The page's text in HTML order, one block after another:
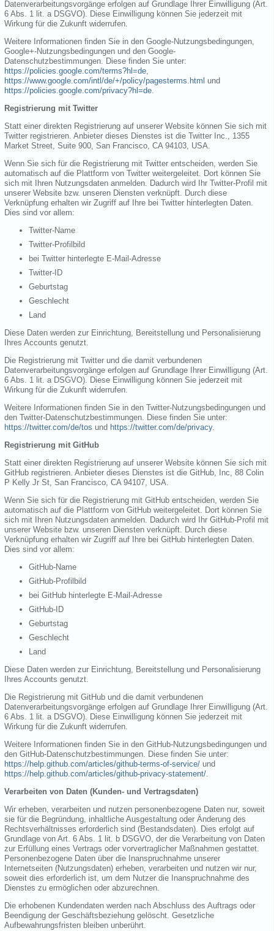
Datenverarbeitungsvorgänge erfolgen auf Grundlage Ihrer Einwilligung (Art.
6 Abs. 1 lit. a DSGVO). Diese Einwilligung können Sie jederzeit mit
Wirkung für die Zukunft widerrufen.
Weitere Informationen finden Sie in den Google-Nutzungsbedingungen,
Google+-Nutzungsbedingungen und den Google-
Datenschutzbestimmungen. Diese finden Sie unter:
https://policies.google.com/terms?hl=de,
https://www.google.com/intl/de/+/policy/pagesterms.html und
https://policies.google.com/privacy?hl=de.
Registrierung mit Twitter
Statt einer direkten Registrierung auf unserer Website können Sie sich mit
Twitter registrieren. Anbieter dieses Dienstes ist die Twitter Inc., 1355
Market Street, Suite 900, San Francisco, CA 94103, USA.
Wenn Sie sich für die Registrierung mit Twitter entscheiden, werden Sie
automatisch auf die Plattform von Twitter weitergeleitet. Dort können Sie
sich mit Ihren Nutzungsdaten anmelden. Dadurch wird Ihr Twitter-Profil mit
unserer Website bzw. unseren Diensten verknüpft. Durch diese
Verknüpfung erhalten wir Zugriff auf Ihre bei Twitter hinterlegten Daten.
Dies sind vor allem:
Twitter-Name
Twitter-Profilbild
bei Twitter hinterlegte E-Mail-Adresse
Twitter-ID
Geburtstag
Geschlecht
Land
Diese Daten werden zur Einrichtung, Bereitstellung und Personalisierung
Ihres Accounts genutzt.
Die Registrierung mit Twitter und die damit verbundenen
Datenverarbeitungsvorgänge erfolgen auf Grundlage Ihrer Einwilligung (Art.
6 Abs. 1 lit. a DSGVO). Diese Einwilligung können Sie jederzeit mit
Wirkung für die Zukunft widerrufen.
Weitere Informationen finden Sie in den Twitter-Nutzungsbedingungen und
den Twitter-Datenschutzbestimmungen. Diese finden Sie unter:
https://twitter.com/de/tos und https://twitter.com/de/privacy.
Registrierung mit GitHub
Statt einer direkten Registrierung auf unserer Website können Sie sich mit
GitHub registrieren. Anbieter dieses Dienstes ist die GitHub, Inc, 88 Colin
P Kelly Jr St, San Francisco, CA 94107, USA.
Wenn Sie sich für die Registrierung mit GitHub entscheiden, werden Sie
automatisch auf die Plattform von GitHub weitergeleitet. Dort können Sie
sich mit Ihren Nutzungsdaten anmelden. Dadurch wird Ihr GitHub-Profil mit
unserer Website bzw. unseren Diensten verknüpft. Durch diese
Verknüpfung erhalten wir Zugriff auf Ihre bei GitHub hinterlegten Daten.
Dies sind vor allem:
GitHub-Name
GitHub-Profilbild
bei GitHub hinterlegte E-Mail-Adresse
GitHub-ID
Geburtstag
Geschlecht
Land
Diese Daten werden zur Einrichtung, Bereitstellung und Personalisierung
Ihres Accounts genutzt.
Die Registrierung mit GitHub und die damit verbundenen
Datenverarbeitungsvorgänge erfolgen auf Grundlage Ihrer Einwilligung (Art.
6 Abs. 1 lit. a DSGVO). Diese Einwilligung können Sie jederzeit mit
Wirkung für die Zukunft widerrufen.
Weitere Informationen finden Sie in den GitHub-Nutzungsbedingungen und
den GitHub-Datenschutzbestimmungen. Diese finden Sie unter:
https://help.github.com/articles/github-terms-of-service/ und
https://help.github.com/articles/github-privacy-statement/.
Verarbeiten von Daten (Kunden- und Vertragsdaten)
Wir erheben, verarbeiten und nutzen personenbezogene Daten nur, soweit
sie für die Begründung, inhaltliche Ausgestaltung oder Änderung des
Rechtsverhältnisses erforderlich sind (Bestandsdaten). Dies erfolgt auf
Grundlage von Art. 6 Abs. 1 lit. b DSGVO, der die Verarbeitung von Daten
zur Erfüllung eines Vertrags oder vorvertraglicher Maßnahmen gestattet.
Personenbezogene Daten über die Inanspruchnahme unserer
Internetseiten (Nutzungsdaten) erheben, verarbeiten und nutzen wir nur,
soweit dies erforderlich ist, um dem Nutzer die Inanspruchnahme des
Dienstes zu ermöglichen oder abzurechnen.
Die erhobenen Kundendaten werden nach Abschluss des Auftrags oder
Beendigung der Geschäftsbeziehung gelöscht. Gesetzliche
Aufbewahrungsfristen bleiben unberührt.